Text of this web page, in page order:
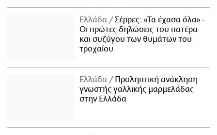
Ελλάδα
Σέρρες: «Τα έχασα όλα» -
Οι πρώτες δηλώσεις του πατέρα
και συζύγου των θυμάτων του
τροχαίου
Ελλάδα
Προληπτική ανάκληση
γνωστής γαλλικής μαρμελάδας
στην Ελλάδα